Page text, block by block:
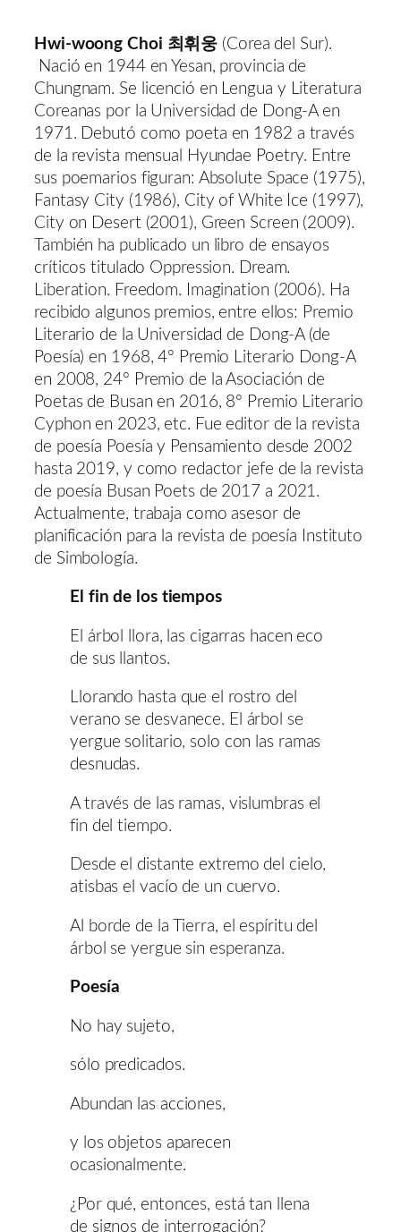
Hwi-woong Choi 최휘웅 (Corea del Sur).
Nació en 1944 en Yesan, provincia de
Chungnam. Se licenció en Lengua y Literatura
Coreanas por la Universidad de Dong-A en
1971. Debutó como poeta en 1982 a través
de la revista mensual Hyundae Poetry. Entre
sus poemarios figuran: Absolute Space (1975),
Fantasy City (1986), City of White Ice (1997),
City on Desert (2001), Green Screen (2009).
También ha publicado un libro de ensayos
críticos titulado Oppression. Dream.
Liberation. Freedom. Imagination (2006). Ha
recibido algunos premios, entre ellos: Premio
Literario de la Universidad de Dong-A (de
Poesía) en 1968, 4º Premio Literario Dong-A
en 2008, 24º Premio de la Asociación de
Poetas de Busan en 2016, 8º Premio Literario
Cyphon en 2023, etc. Fue editor de la revista
de poesía Poesía y Pensamiento desde 2002
hasta 2019, y como redactor jefe de la revista
de poesía Busan Poets de 2017 a 2021.
Actualmente, trabaja como asesor de
planificación para la revista de poesía Instituto
de Simbología.
El fin de los tiempos
El árbol llora, las cigarras hacen eco
de sus llantos.
Llorando hasta que el rostro del
verano se desvanece. El árbol se
yergue solitario, solo con las ramas
desnudas.
A través de las ramas, vislumbras el
fin del tiempo.
Desde el distante extremo del cielo,
atisbas el vacío de un cuervo.
Al borde de la Tierra, el espíritu del
árbol se yergue sin esperanza.
Poesía
No hay sujeto,
sólo predicados.
Abundan las acciones,
y los objetos aparecen
ocasionalmente.
¿Por qué, entonces, está tan llena
de signos de interrogación?